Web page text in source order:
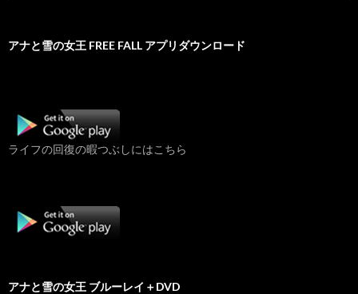
アナと雪の女王 FREE FALL アプリダウンロード
ライフの回復の暇つぶしにはこちら
アナと雪の女王 ブルーレイ＋DVD